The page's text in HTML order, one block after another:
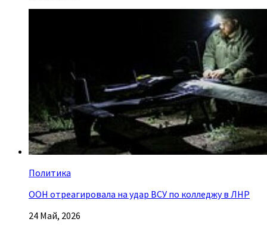
Политика
ООН отреагировала на удар ВСУ по колледжу в ЛНР
24 Май, 2026